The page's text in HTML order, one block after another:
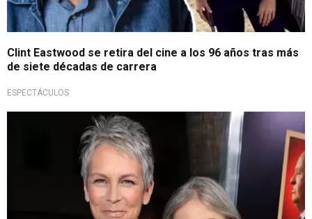
Clint Eastwood se retira del cine a los 96 años tras más
de siete décadas de carrera
ESPECTÁCULOS